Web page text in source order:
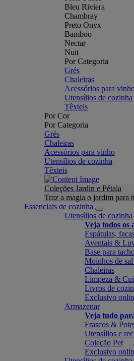
Bleu Riviera
Chambray
Preto Onyx
Bamboo
Nectar
Nuit
Por Categoria
Grés
Chaleiras
Acessórios para
Utensílios de cozinha
Têxteis
Por Cor
Por Categoria
Grés
Chaleiras
Acessórios para vinho
Utensílios de cozinha
Têxteis
Coleções Jardin e Pétala
Traz a magia o jardim para
Essenciais de cozinha
Utensílios de cozinha
Veja todos os
Espátulas,
Aventais &
Base para
Moinhos de
Chaleiras
Limpeza &
Livros de
Exclusivo
Armazenar
Veja tudo
Frascos &
Utensílios e
Coleção Pet
Exclusivo